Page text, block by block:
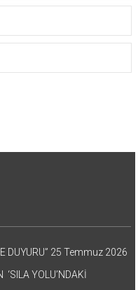
DUYURU” 25 Temmuz 2026
YOLU’NDAKİ